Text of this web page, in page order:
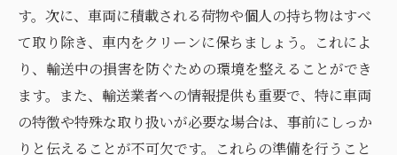
す。次に、車両に積載される荷物や個人の持ち物はすべ
て取り除き、車内をクリーンに保ちましょう。これによ
り、輸送中の損害を防ぐための環境を整えることができ
ます。また、輸送業者への情報提供も重要で、特に車両
の特徴や特殊な取り扱いが必要な場合は、事前にしっか
りと伝えることが不可欠です。これらの準備を行うこと